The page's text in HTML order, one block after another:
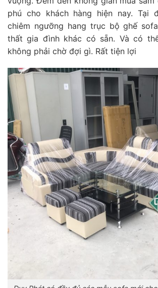
phú cho khách hàng hiện nay. Tại
chiêm ngưỡng hang trục bộ ghế
thất gia đình khác có sẵn. Và có
không phải chờ đợi gì. Rất tiện lợi